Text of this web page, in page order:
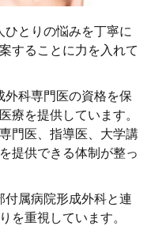
ひとりの悩みを丁寧に
することに力を入れて
外科専門医の資格を保
療を提供しています。
門医、指導医、大学講
提供できる体制が整っ
付属病院形成外科と連
を重視しています。